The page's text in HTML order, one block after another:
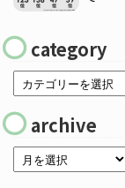
category
archive